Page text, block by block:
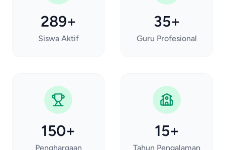
289+
Siswa Aktif
35+
Guru Profesional
150+
Penghargaan
15+
Tahun Pengalaman